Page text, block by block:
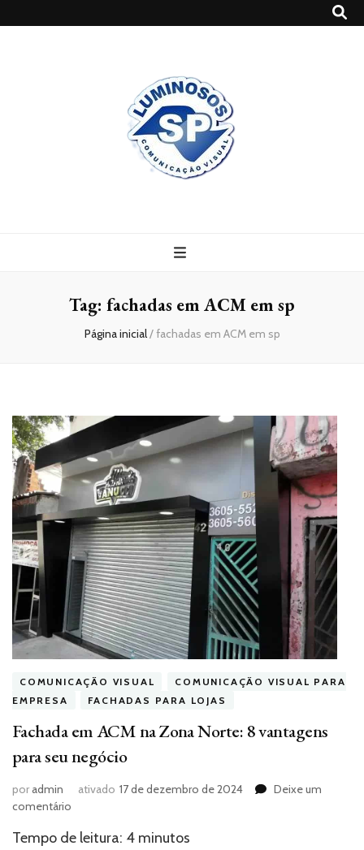
Tag: fachadas em ACM em sp
Página inicial/fachadas em ACM em sp
COMUNICAÇÃO VISUAL
COMUNICAÇÃO VISUAL PARA
EMPRESA
FACHADAS PARA LOJAS
Fachada em ACM na Zona Norte: 8 vantagens
para seu negócio
poradmin ativado 17 de dezembro de 2024
Deixe um
comentário
em
Tempo de leitura: 4 minutos